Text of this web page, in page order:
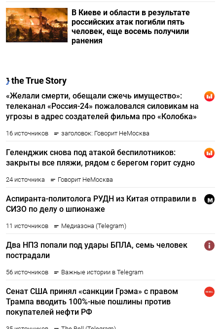
В Киеве и области в результате
российских атак погибли пять
человек, еще восемь получили
ранения